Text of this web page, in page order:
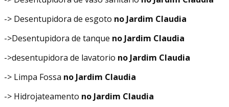
-> Desentupidora de esgoto no Jardim Claudia
->Desentupidora de tanque no Jardim Claudia
->desentupidora de lavatorio no Jardim Claudia
-> Limpa Fossa no Jardim Claudia
-> Hidrojateamento no Jardim Claudia